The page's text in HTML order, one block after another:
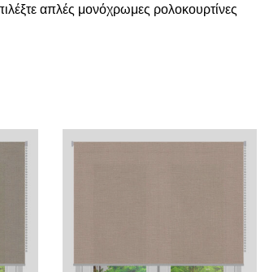
απλές μονόχρωμες ρολοκουρτίνες